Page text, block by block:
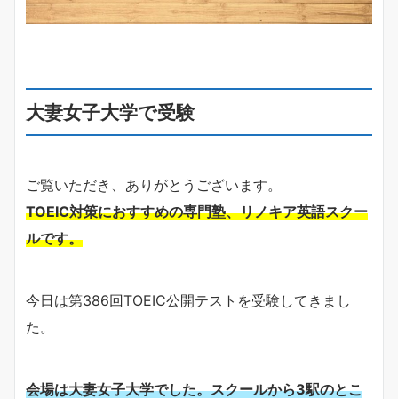
大妻女子大学で受験
ご覧いただき、ありがとうございます。
TOEIC対策におすすめの専門塾、リノキア英語スクー
ルです。
今日は第386回TOEIC公開テストを受験してきまし
た。
会場は大妻女子大学でした。スクールから3駅のとこ